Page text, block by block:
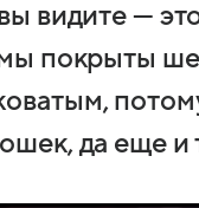
видите —
мы покрыты
да еще и